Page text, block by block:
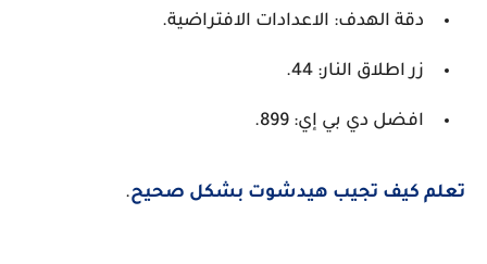
دقة الهدف: الاعدادات الافتراضية.
زر اطلاق النار: 44.
افضل دي بي إي: 899.
كيف تجيب هيدشوت بشكل صحيح .